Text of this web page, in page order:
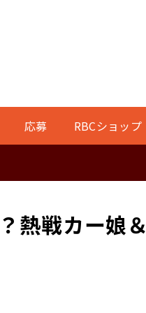
応募 RBCショップ
熱戦カー娘